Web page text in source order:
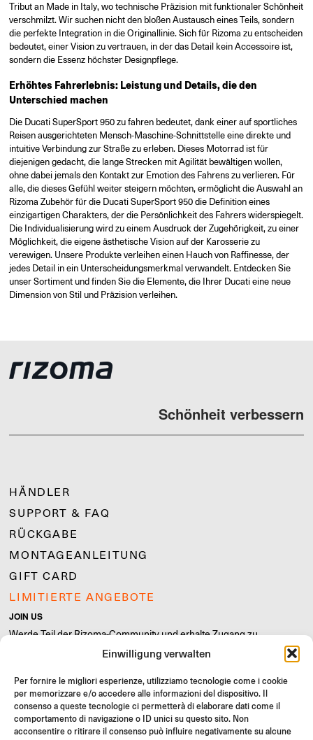
Einwilligung verwalten
Per fornire le migliori esperienze, utilizziamo tecnologie come i cookie
per memorizzare e/o accedere alle informazioni del dispositivo. Il
consenso a queste tecnologie ci permetterà di elaborare dati come il
comportamento di navigazione o ID unici su questo sito. Non
acconsentire o ritirare il consenso può influire negativamente su alcune
Tribut an Made in Italy, wo technische Präzision mit funktionaler Schönheit
verschmilzt. Wir suchen nicht den bloßen Austausch eines Teils, sondern
die perfekte Integration in die Originallinie. Sich für Rizoma zu entscheiden
bedeutet, einer Vision zu vertrauen, in der das Detail kein Accessoire ist,
sondern die Essenz höchster Designpflege.
Erhöhtes Fahrerlebnis: Leistung und Details, die den
Unterschied machen
Die Ducati SuperSport 950 zu fahren bedeutet, dank einer auf sportliches
Reisen ausgerichteten Mensch-Maschine-Schnittstelle eine direkte und
intuitive Verbindung zur Straße zu erleben. Dieses Motorrad ist für
diejenigen gedacht, die lange Strecken mit Agilität bewältigen wollen,
ohne dabei jemals den Kontakt zur Emotion des Fahrens zu verlieren. Für
alle, die dieses Gefühl weiter steigern möchten, ermöglicht die Auswahl an
Rizoma Zubehör für die Ducati SuperSport 950 die Definition eines
einzigartigen Charakters, der die Persönlichkeit des Fahrers widerspiegelt.
Die Individualisierung wird zu einem Ausdruck der Zugehörigkeit, zu einer
Möglichkeit, die eigene ästhetische Vision auf der Karosserie zu
verewigen. Unsere Produkte verleihen einen Hauch von Raffinesse, der
jedes Detail in ein Unterscheidungsmerkmal verwandelt. Entdecken Sie
unser Sortiment und finden Sie die Elemente, die Ihrer Ducati eine neue
Dimension von Stil und Präzision verleihen.
Schönheit verbessern
HÄNDLER
SUPPORT & FAQ
RÜCKGABE
MONTAGEANLEITUNG
GIFT CARD
LIMITIERTE ANGEBOTE
JOIN US
Werde Teil der Rizoma-Community und erhalte Zugang zu
exklusiven Inhalten und Sonderangeboten!
Registrieren